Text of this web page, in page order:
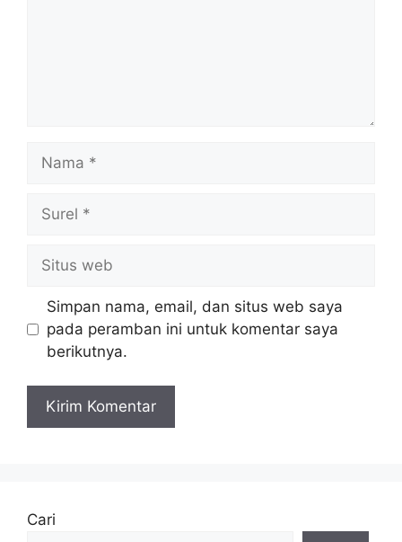
web
Simpan nama, email, dan situs web saya
pada peramban ini untuk komentar saya
berikutnya.
Cari